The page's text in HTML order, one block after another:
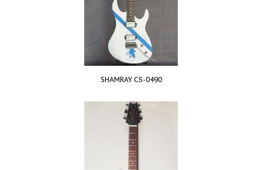
SHAMRAY CS-0490